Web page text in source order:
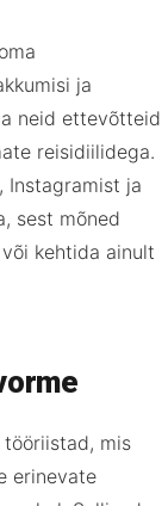
ja
neid ettevõtteid
reisidiilidega.
Instagramist ja
sest mõned
kehtida ainult
mis
erinevate